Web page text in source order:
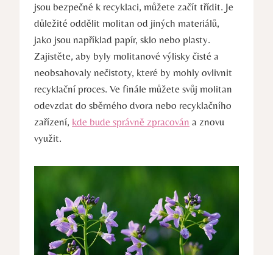
jsou bezpečné k recyklaci, můžete začít třídit. Je
důležité oddělit molitan od jiných materiálů,
jako jsou například papír, sklo nebo plasty.
Zajistěte, aby byly molitanové výlisky čisté a
neobsahovaly nečistoty, které by mohly ovlivnit
recyklační proces. Ve finále můžete svůj molitan
odevzdat do sběrného dvora nebo recyklačního
zařízení, kde bude správně zpracován a znovu
využit.